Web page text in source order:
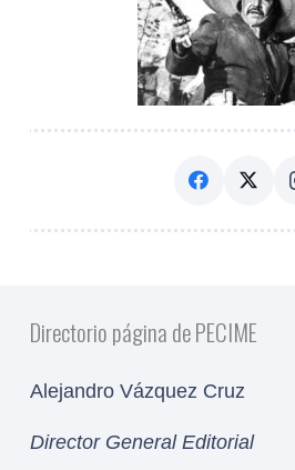
Directorio página de PECIME
Alejandro Vázquez Cruz
Director General Editorial